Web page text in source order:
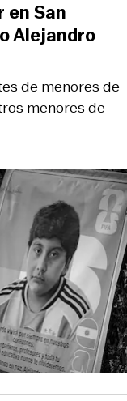
de menores de
menores de
en San
Alejandro